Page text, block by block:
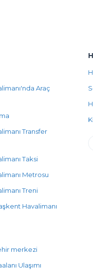
Araç
Transfer
Taksi
Metrosu
Treni
Havalimanı
merkezi
Ulaşımı